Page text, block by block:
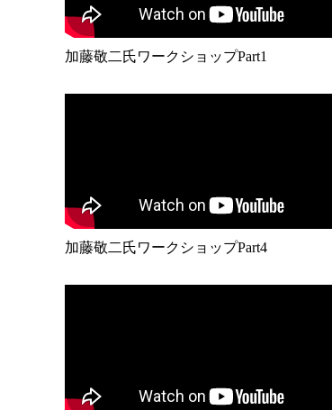
加藤敬二氏ワークショップPart1
加藤敬二氏ワークショップPart4